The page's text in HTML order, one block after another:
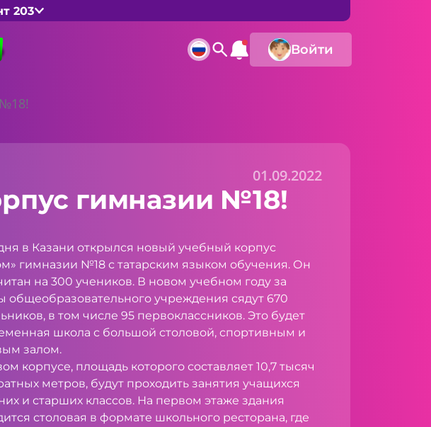
203
Войти
01.09.2022
гимназии №18!
в Казани открылся новый учебный корпус
гимназии №18 с татарским языком обучения. Он
на 300 учеников. В новом учебном году за
общеобразовательного учреждения сядут 670
в том числе 95 первоклассников. Это будет
школа с большой столовой, спортивным и
залом.
корпусе, площадь которого составляет 10,7 тысяч
метров, будут проходить занятия учащихся
и старших классов. На первом этаже здания
столовая в формате школьного ресторана, где